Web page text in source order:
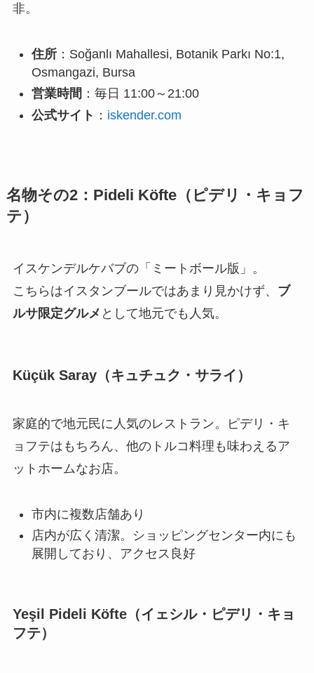
非。
住所：Soğanlı Mahallesi, Botanik Parkı No:1,
Osmangazi, Bursa
営業時間 ：毎日 11:00～21:00
公式サイト ： iskender.com
名物その2：Pideli Köfte（ピデリ・キョフ
テ）
イスケンデルケバブの「ミートボール版」。
こちらはイスタンブールではあまり見かけず、 ブ
ルサ限定グルメ として地元でも人気。
Küçük Saray（キュチュク・サライ）
家庭的で地元民に人気のレストラン。ピデリ・キ
ョフテはもちろん、他のトルコ料理も味わえるア
ットホームなお店。
市内に複数店舗あり
店内が広く清潔。ショッピングセンター内にも
展開しており、アクセス良好
Yeşil Pideli Köfte（イェシル・ピデリ・キョ
フテ）